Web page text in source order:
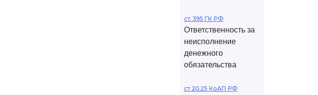
ст. 395 ГК РФ
Ответственность за
неисполнение
денежного
обязательства
ст 20.25 КоАП РФ